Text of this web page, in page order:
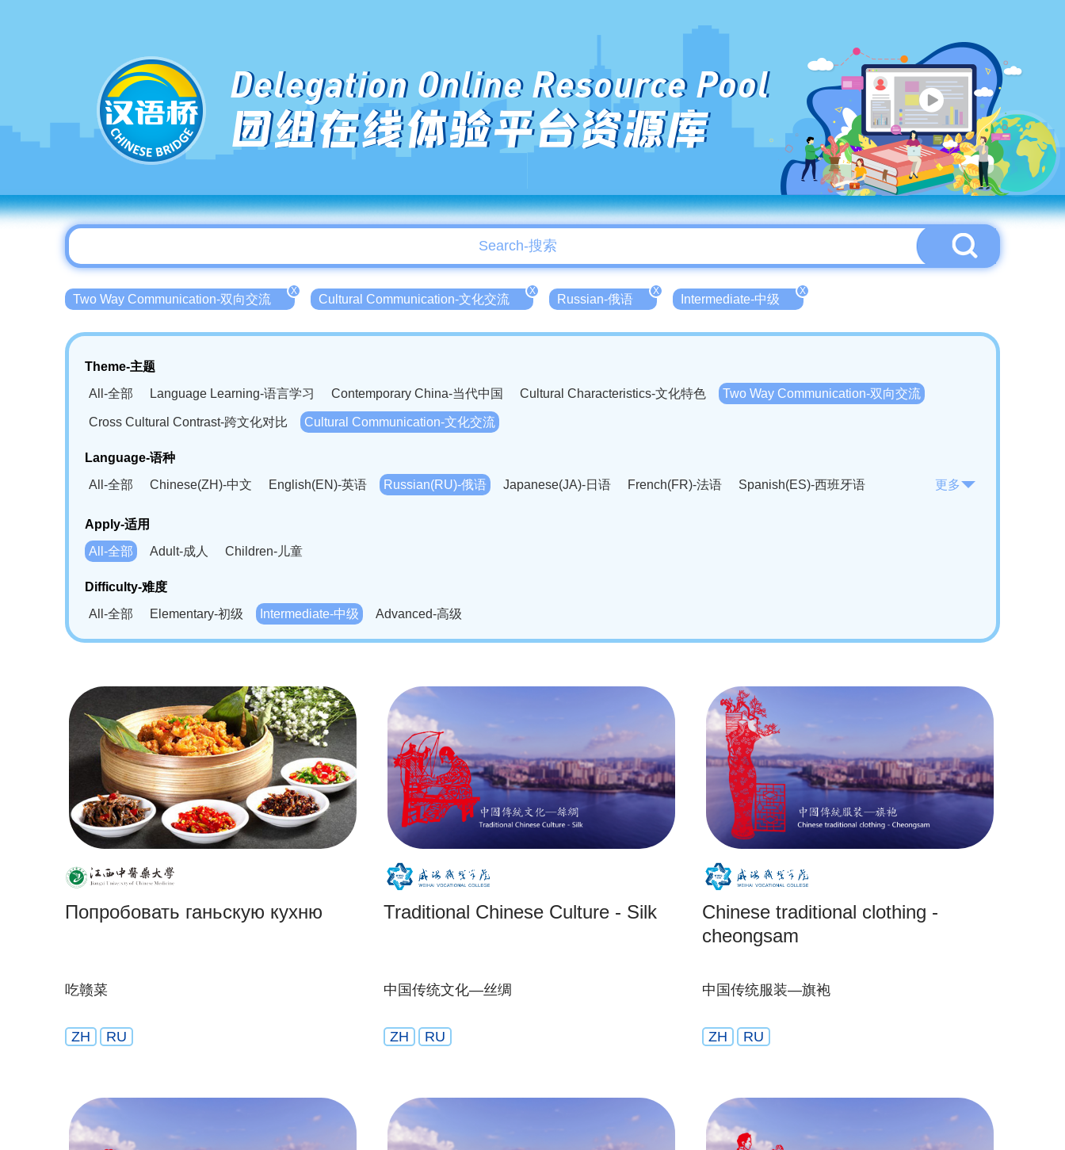
Delegation Online Resource Pool
团组在线体验平台资源库
Two Way Communication-双向交流
X
Cultural Communication-文化交流
X
Russian-俄语
X
Intermediate-中级
X
Theme-主题
All-全部
Language Learning-语言学习 Contemporary China-当代中国 Cultural Characteristics-文化特色 Two Way Communication-双向交流
Cross Cultural Contrast-跨文化对比 Cultural Communication-文化交流
Language-语种
All-全部
Chinese(ZH)-中文 English(EN)-英语 Russian(RU)-俄语 Japanese(JA)-日语 French(FR)-法语
Spanish(ES)-西班牙语
Bahasa Melayu(MS)-马来语
Swahili(SW)-斯瓦西里语
Kampuchea(KH)-柬埔寨语
更多
Apply-适用
All-全部
Adult-成人 Children-儿童
Difficulty-难度
All-全部
Elementary-初级 Intermediate-中级 Advanced-高级
Попробовать ганьскую кухню
吃赣菜
ZH RU
Traditional Chinese Culture - Silk
中国传统文化—丝绸
ZH RU
Chinese traditional clothing -
cheongsam
中国传统服装—旗袍
ZH RU